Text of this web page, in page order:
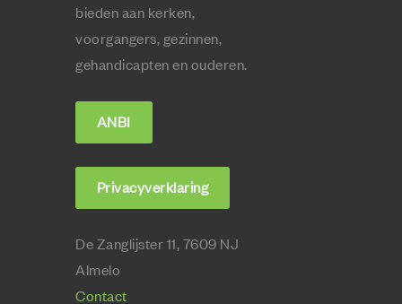
bieden aan kerken,
voorgangers, gezinnen,
gehandicapten en ouderen.
ANBI
Privacyverklaring
De Zanglijster 11, 7609 NJ
Almelo
Contact